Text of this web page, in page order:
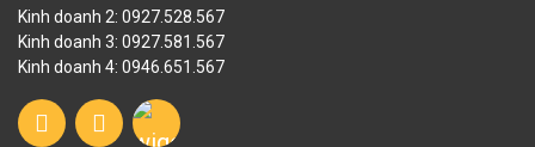
Kinh doanh 2: 0927.528.567
Kinh doanh 3: 0927.581.567
Kinh doanh 4: 0946.651.567